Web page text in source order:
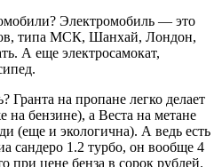
Электромобиль — это
типа МСК, Шанхай, Лондон,
А еще электросамокат,
Гранта на пропане легко делает
на бензине), а Веста на метане
(еще и экологична). А ведь есть
сандеро 1.2 турбо, он вообще 4
при цене бенза в сорок рублей.